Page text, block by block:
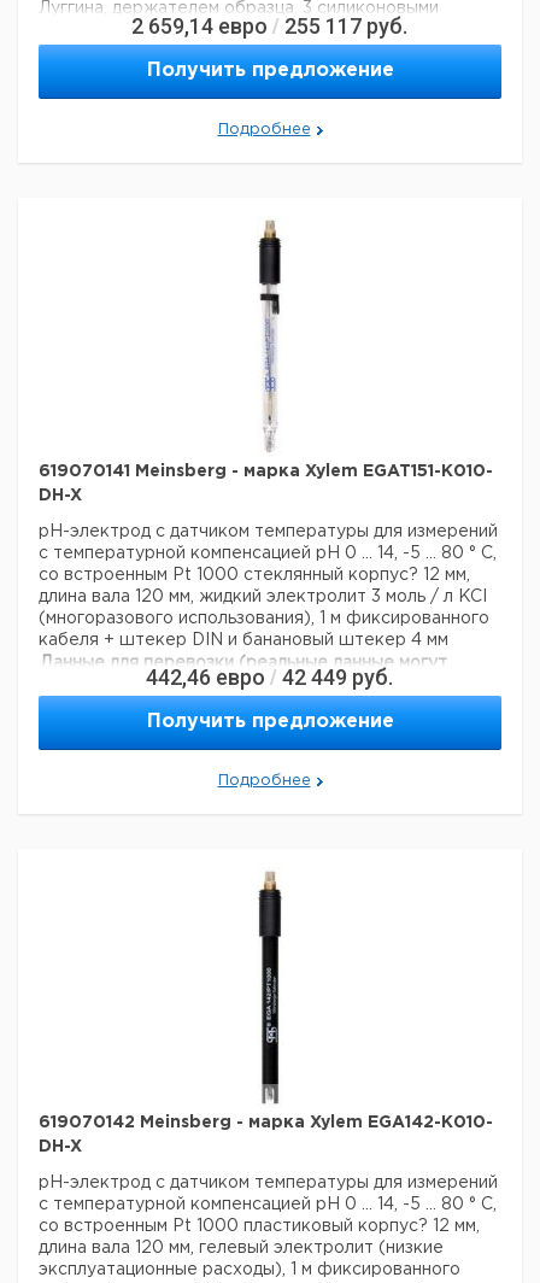
Луггина, держателем образца, 3 силиконовыми
формами и специальный винт, вход и выход газа
Данные для перевозки (реальные данные могут
Страна происхождения:Германия
2 659,14 евро / 255 117 руб.
Получить предложение
Подробнее
619070141 Meinsberg - марка Xylem EGAT151-K010-
DH-X
pH-электрод с датчиком температуры для измерений
с температурной компенсацией pH 0 ... 14, -5 ... 80 ° C,
со встроенным Pt 1000 стеклянный корпус? 12 мм,
длина вала 120 мм, жидкий электролит 3 моль / л KCI
(многоразового использования), 1 м фиксированного
кабеля + штекер DIN и банановый штекер 4 мм
Данные для перевозки (реальные данные могут
Страна происхождения:Германия
442,46 евро / 42 449 руб.
Получить предложение
Подробнее
619070142 Meinsberg - марка Xylem EGA142-K010-
DH-X
pH-электрод с датчиком температуры для измерений
с температурной компенсацией pH 0 ... 14, -5 ... 80 ° C,
со встроенным Pt 1000 пластиковый корпус? 12 мм,
длина вала 120 мм, гелевый электролит (низкие
эксплуатационные расходы), 1 м фиксированного